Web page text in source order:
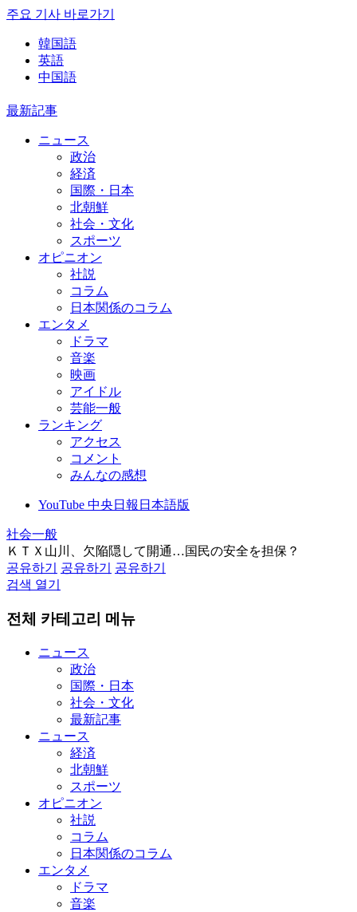
주요 기사 바로가기
韓国語
英語
中国語
最新記事
ニュース
政治
経済
国際・日本
北朝鮮
社会・文化
スポーツ
オピニオン
社説
コラム
日本関係のコラム
エンタメ
ドラマ
音楽
映画
アイドル
芸能一般
ランキング
アクセス
コメント
みんなの感想
YouTube 中央日報日本語版
社会一般
ＫＴＸ山川、欠陥隠して開通…国民の安全を担保？
공유하기
공유하기
공유하기
검색 열기
전체 카테고리 메뉴
ニュース
政治
国際・日本
社会・文化
最新記事
ニュース
経済
北朝鮮
スポーツ
オピニオン
社説
コラム
日本関係のコラム
エンタメ
ドラマ
音楽